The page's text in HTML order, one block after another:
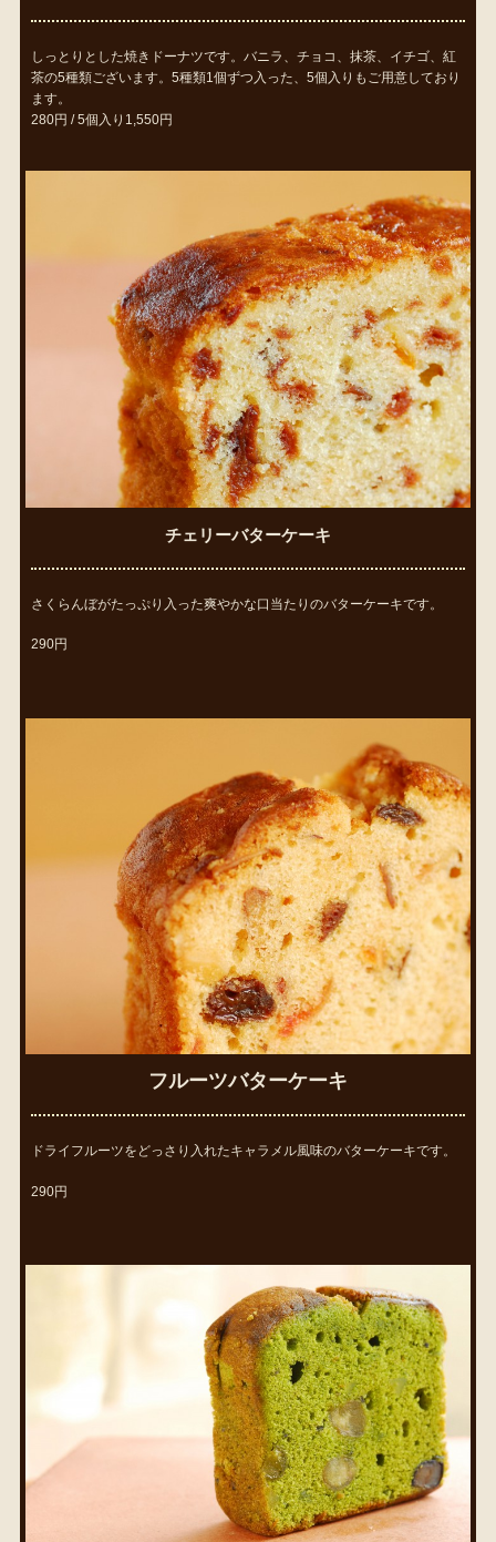
しっとりとした焼きドーナツです。バニラ、チョコ、抹茶、イチゴ、紅
茶の5種類ございます。5種類1個ずつ入った、5個入りもご用意しており
ます。
280円 / 5個入り1,550円
チェリーバターケーキ
さくらんぼがたっぷり入った爽やかな口当たりのバターケーキです。
290円
フルーツバターケーキ
ドライフルーツをどっさり入れたキャラメル風味のバターケーキです。
290円